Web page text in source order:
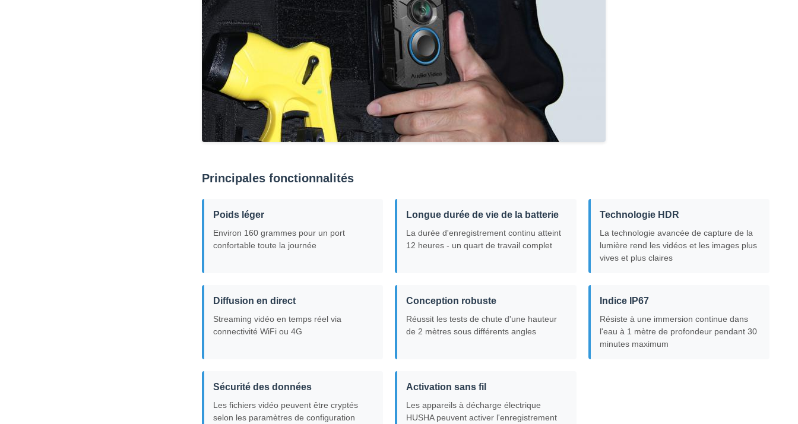
Principales fonctionnalités
Poids léger
Environ 160 grammes pour un port
confortable toute la journée
Longue durée de vie de la batterie
La durée d'enregistrement continu atteint
12 heures - un quart de travail complet
Technologie HDR
La technologie avancée de capture de la
lumière rend les vidéos et les images plus
vives et plus claires
Diffusion en direct
Streaming vidéo en temps réel via
connectivité WiFi ou 4G
Conception robuste
Réussit les tests de chute d'une hauteur
de 2 mètres sous différents angles
Indice IP67
Résiste à une immersion continue dans
l'eau à 1 mètre de profondeur pendant 30
minutes maximum
Sécurité des données
Les fichiers vidéo peuvent être cryptés
selon les paramètres de configuration
Activation sans fil
Les appareils à décharge électrique
HUSHA peuvent activer l'enregistrement